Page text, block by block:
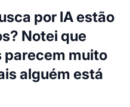
por IA estão
Notei que
parecem muito
alguém está